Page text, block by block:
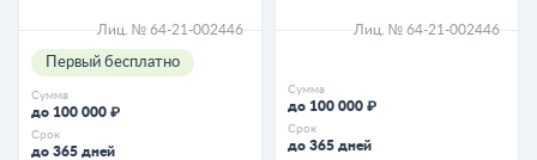
Лиц. № 64-21-002446
Первый бесплатно
Сумма
до 100 000 ₽
Срок
до 365 дней
Лиц. № 64-21-002446
Сумма
до 100 000 ₽
Срок
до 365 дней